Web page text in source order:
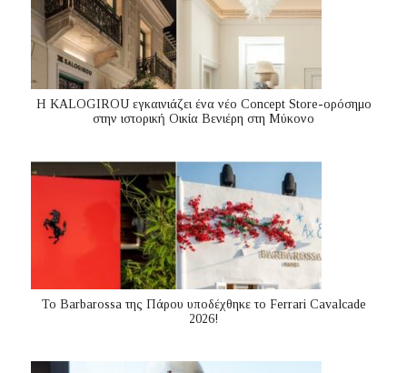
Η KALOGIROU εγκαινιάζει ένα νέο Concept Store-ορόσημο
στην ιστορική Οικία Βενιέρη στη Μύκονο
Το Barbarossa της Πάρου υποδέχθηκε το Ferrari Cavalcade
2026!